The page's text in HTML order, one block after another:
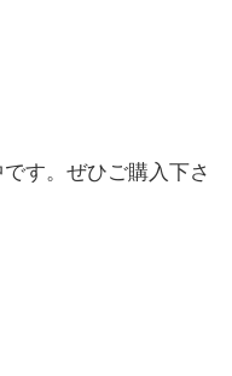
す。ぜひご購入下さ